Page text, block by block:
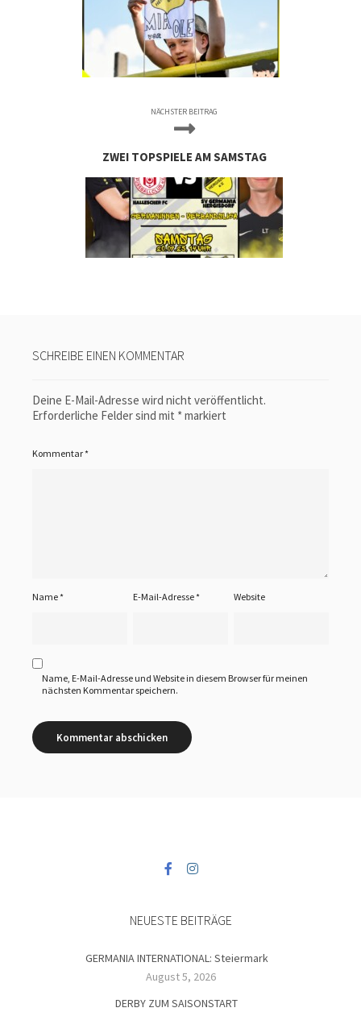
NÄCHSTER BEITRAG
ZWEI TOPSPIELE AM SAMSTAG
SCHREIBE EINEN KOMMENTAR
Deine E-Mail-Adresse wird nicht veröffentlicht.
Erforderliche Felder sind mit *markiert
Kommentar*
Name* E-Mail-Adresse* Website
Name, E-Mail-Adresse und Website in diesem Browser für meinen
nächsten Kommentar speichern.
NEUESTE BEITRÄGE
GERMANIA INTERNATIONAL: Steiermark
August 5, 2026
DERBY ZUM SAISONSTART